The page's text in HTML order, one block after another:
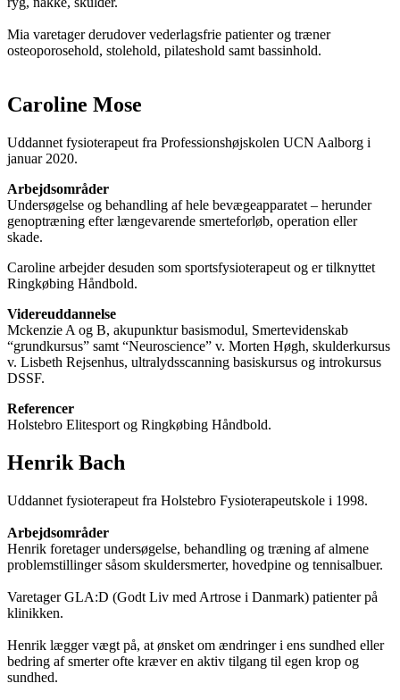
Mia varetager derudover vederlagsfrie patienter og træner
osteoporosehold, stolehold, pilateshold samt bassinhold.
Caroline Mose
Uddannet fysioterapeut fra Professionshøjskolen UCN Aalborg i
januar 2020.
Arbejdsområder
Undersøgelse og behandling af hele bevægeapparatet – herunder
genoptræning efter længevarende smerteforløb, operation eller
skade.
Caroline arbejder desuden som sportsfysioterapeut og er tilknyttet
Ringkøbing Håndbold.
Videreuddannelse
Mckenzie A og B, akupunktur basismodul, Smertevidenskab
“grundkursus” samt “Neuroscience” v. Morten Høgh, skulderkursus
v. Lisbeth Rejsenhus, ultralydsscanning basiskursus og introkursus
DSSF.
Referencer
Holstebro Elitesport og Ringkøbing Håndbold.
Henrik Bach
Uddannet fysioterapeut fra Holstebro Fysioterapeutskole i 1998.
Arbejdsområder
Henrik foretager undersøgelse, behandling og træning af almene
problemstillinger såsom skuldersmerter, hovedpine og tennisalbuer.
Varetager GLA:D (Godt Liv med Artrose i Danmark) patienter på
klinikken.
Henrik lægger vægt på, at ønsket om ændringer i ens sundhed eller
bedring af smerter ofte kræver en aktiv tilgang til egen krop og
sundhed.